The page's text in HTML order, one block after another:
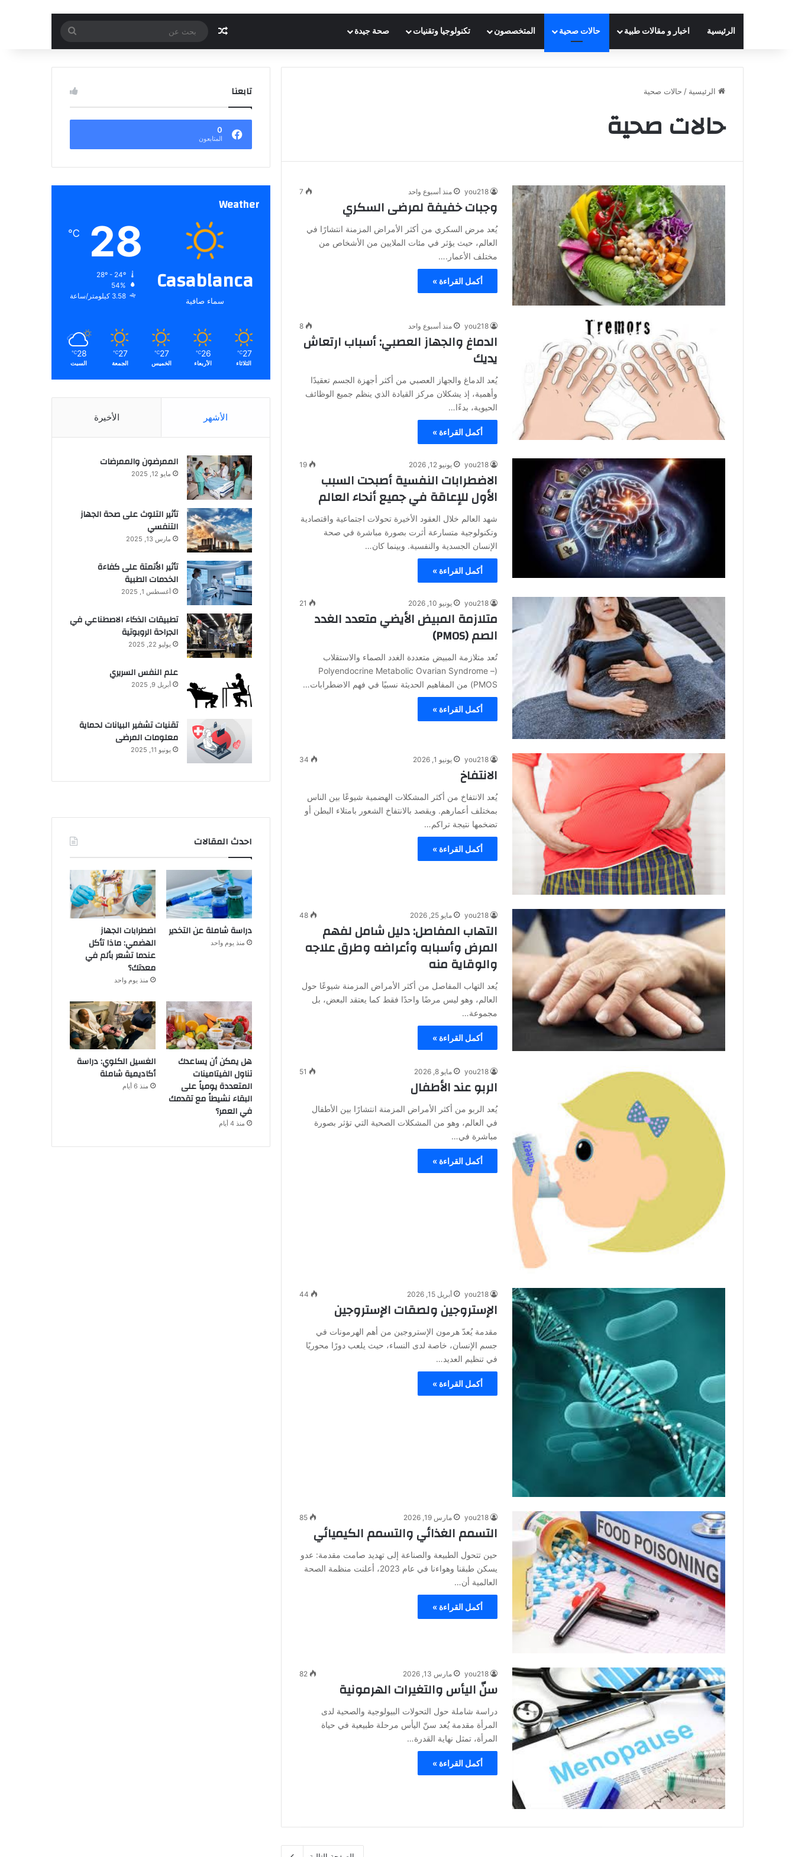
الرئيسية اخبار و مقالات طبية حالات صحية المتخصصون تكنولوجيا وتقنيات صحة جيدة مقال عشوائي
عن
الرئيسية / حالات صحية
حالات صحية
you218 منذ أسبوع واحد 7
وجبات خفيفة لمرضى السكري
يُعد مرض السكري من أكثر الأمراض المزمنة انتشارًا في
العالم، حيث يؤثر في مئات الملايين من الأشخاص من
مختلف الأعمار.…
أكمل القراءة »
you218 منذ أسبوع واحد 8
الدماغ والجهاز العصبي: أسباب ارتعاش
يديك
يُعد الدماغ والجهاز العصبي من أكثر أجهزة الجسم تعقيدًا
وأهمية، إذ يشكلان مركز القيادة الذي ينظم جميع الوظائف
الحيوية، بدءًا…
أكمل القراءة »
you218 يونيو 12, 2026 19
الاضطرابات النفسية أصبحت السبب
الأول للإعاقة في جميع أنحاء العالم
شهد العالم خلال العقود الأخيرة تحولات اجتماعية واقتصادية
وتكنولوجية متسارعة أثرت بصورة مباشرة في صحة
الإنسان الجسدية والنفسية. وبينما كان…
أكمل القراءة »
you218 يونيو 10, 2026 21
متلازمة المبيض الأيضي متعدد الغدد
الصم (PMOS)
تُعد متلازمة المبيض متعددة الغدد الصماء والاستقلاب
(Polyendocrine Metabolic Ovarian Syndrome –
PMOS) من المفاهيم الحديثة نسبيًا في فهم الاضطرابات…
أكمل القراءة »
you218 يونيو 1, 2026 34
الانتفاخ
يُعد الانتفاخ من أكثر المشكلات الهضمية شيوعًا بين الناس
بمختلف أعمارهم. ويقصد بالانتفاخ الشعور بامتلاء البطن أو
تضخمها نتيجة تراكم…
أكمل القراءة »
you218 مايو 25, 2026 48
التهاب المفاصل: دليل شامل لفهم
المرض وأسبابه وأعراضه وطرق علاجه
والوقاية منه
يُعد التهاب المفاصل من أكثر الأمراض المزمنة شيوعًا حول
العالم، وهو ليس مرضًا واحدًا فقط كما يعتقد البعض، بل
مجموعة…
أكمل القراءة »
you218 مايو 8, 2026 51
الربو عند الأطفال
يُعد الربو من أكثر الأمراض المزمنة انتشارًا بين الأطفال
في العالم، وهو من المشكلات الصحية التي تؤثر بصورة
مباشرة في…
أكمل القراءة »
you218 أبريل 15, 2026 44
الإستروجين ولصقات الإستروجين
مقدمة يُعدّ هرمون الإستروجين من أهم الهرمونات في
جسم الإنسان، خاصة لدى النساء، حيث يلعب دورًا محوريًا
في تنظيم العديد…
أكمل القراءة »
you218 مارس 19, 2026 85
التسمم الغذائي والتسمم الكيميائي
حين تتحول الطبيعة والصناعة إلى تهديد صامت مقدمة: عدو
يسكن طبقنا وهواءنا في عام 2023، أعلنت منظمة الصحة
العالمية أن…
أكمل القراءة »
you218 مارس 13, 2026 82
سنّ اليأس والتغيرات الهرمونية
دراسة شاملة حول التحولات البيولوجية والصحية لدى
المرأة مقدمة يُعد سنّ اليأس مرحلة طبيعية في حياة
المرأة، تمثل نهاية القدرة…
أكمل القراءة »
تابعنا
0
المتابعون
Weather
Casablanca
سماء صافية
28
℃
54%
3.58 كيلومتر/ساعة
27
℃
الثلاثاء
26
℃
الأربعاء
27
℃
الخميس
27
℃
الجمعة
28
℃
السبت
الأشهر الأخيرة
الممرضون والممرضات
مايو 12, 2025
تأثير التلوث على صحة الجهاز
التنفسي
مارس 13, 2025
تأثير الأتمتة على كفاءة
الخدمات الطبية
أغسطس 1, 2025
تطبيقات الذكاء الاصطناعي في
الجراحة الروبوتية
يوليو 22, 2025
علم النفس السريري
أبريل 9, 2025
تقنيات تشفير البيانات لحماية
معلومات المرضى
يونيو 11, 2025
احدث المقالات
دراسة شاملة عن التخدير
منذ يوم واحد
اضطرابات الجهاز
الهضمي: ماذا تأكل
عندما تشعر بألم في
معدتك؟
منذ يوم واحد
هل يمكن أن يساعدك
تناول الفيتامينات
المتعددة يومياً على
البقاء نشيطاً مع تقدمك
في العمر؟
منذ 4 أيام
الغسيل الكلوي: دراسة
أكاديمية شاملة
منذ 6 أيام